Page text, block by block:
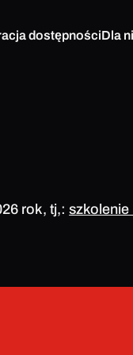
dostępnościDla
rok, tj,:szkolenie